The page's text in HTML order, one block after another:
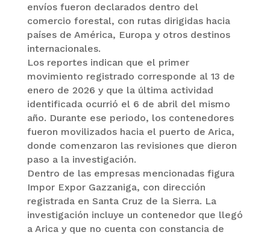
envíos fueron declarados dentro del
comercio forestal, con rutas dirigidas hacia
países de América, Europa y otros destinos
internacionales.
Los reportes indican que el primer
movimiento registrado corresponde al 13 de
enero de 2026 y que la última actividad
identificada ocurrió el 6 de abril del mismo
año. Durante ese periodo, los contenedores
fueron movilizados hacia el puerto de Arica,
donde comenzaron las revisiones que dieron
paso a la investigación.
Dentro de las empresas mencionadas figura
Impor Expor Gazzaniga, con dirección
registrada en Santa Cruz de la Sierra. La
investigación incluye un contenedor que llegó
a Arica y que no cuenta con constancia de